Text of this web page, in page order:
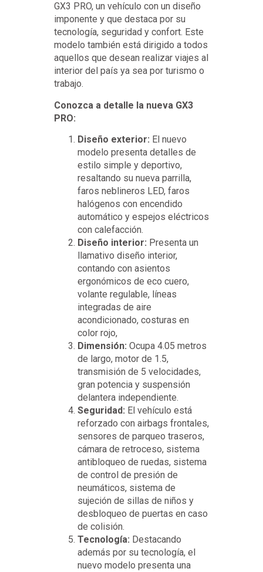
GX3 PRO, un vehículo con un diseño
imponente y que destaca por su
tecnología, seguridad y confort. Este
modelo también está dirigido a todos
aquellos que desean realizar viajes al
interior del país ya sea por turismo o
trabajo.
Conozca a detalle la nueva GX3
PRO:
Diseño exterior: El nuevo
modelo presenta detalles de
estilo simple y deportivo,
resaltando su nueva parrilla,
faros neblineros LED, faros
halógenos con encendido
automático y espejos eléctricos
con calefacción.
Diseño interior: Presenta un
llamativo diseño interior,
contando con asientos
ergonómicos de eco cuero,
volante regulable, líneas
integradas de aire
acondicionado, costuras en
color rojo,
Dimensión: Ocupa 4.05 metros
de largo, motor de 1.5,
transmisión de 5 velocidades,
gran potencia y suspensión
delantera independiente.
Seguridad: El vehículo está
reforzado con airbags frontales,
sensores de parqueo traseros,
cámara de retroceso, sistema
antibloqueo de ruedas, sistema
de control de presión de
neumáticos, sistema de
sujeción de sillas de niños y
desbloqueo de puertas en caso
de colisión.
Tecnología: Destacando
además por su tecnología, el
nuevo modelo presenta una